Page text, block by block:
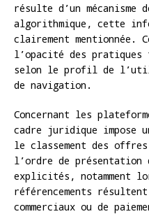
résulte d’un mécanisme
algorithmique, cette
clairement mentionnée.
l’opacité des
selon le profil de
de navigation.
Concernant les
cadre juridique impose
le classement des
l’ordre de
explicités, notamment
référencements
commerciaux ou de